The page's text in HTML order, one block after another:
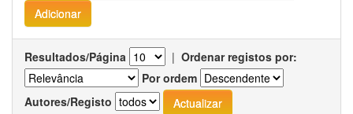
Resultados/Página | Ordenar registos por:
Por ordem
Autores/Registo